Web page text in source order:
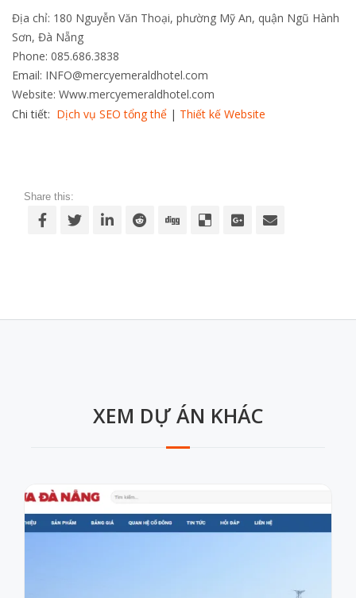
Địa chỉ: 180 Nguyễn Văn Thoại, phường Mỹ An, quận Ngũ Hành
Sơn, Đà Nẵng
Phone: 085.686.3838
Email: INFO@mercyemeraldhotel.com
Website: Www.mercyemeraldhotel.com
Chi tiết: Dịch vụ SEO tổng thể | Thiết kế Website
Share this:
XEM DỰ ÁN KHÁC